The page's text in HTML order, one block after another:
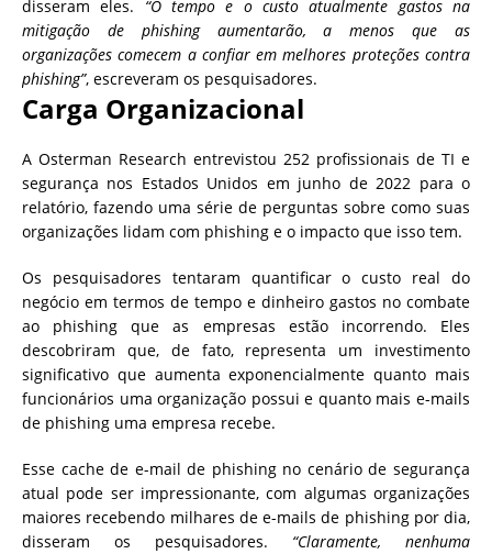
disseram eles. “O tempo e o custo atualmente gastos na
mitigação de phishing aumentarão, a menos que as
organizações comecem a confiar em melhores proteções contra
phishing”, escreveram os pesquisadores.
Carga Organizacional
A Osterman Research entrevistou 252 profissionais de TI e
segurança nos Estados Unidos em junho de 2022 para o
relatório, fazendo uma série de perguntas sobre como suas
organizações lidam com phishing e o impacto que isso tem.
Os pesquisadores tentaram quantificar o custo real do
negócio em termos de tempo e dinheiro gastos no combate
ao phishing que as empresas estão incorrendo. Eles
descobriram que, de fato, representa um investimento
significativo que aumenta exponencialmente quanto mais
funcionários uma organização possui e quanto mais e-mails
de phishing uma empresa recebe.
Esse cache de e-mail de phishing no cenário de segurança
atual pode ser impressionante, com algumas organizações
maiores recebendo milhares de e-mails de phishing por dia,
disseram os pesquisadores. “Claramente, nenhuma